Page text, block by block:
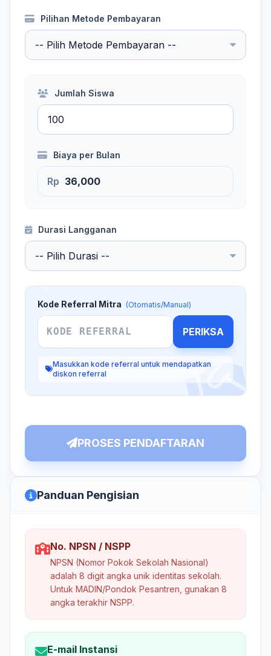
Panduan Pengisian
No. NPSN / NSPP
NPSN (Nomor Pokok Sekolah Nasional)
adalah 8 digit angka unik identitas sekolah.
Untuk MADIN/Pondok Pesantren, gunakan 8
angka terakhir NSPP.
E-mail Instansi
Pilihan Metode Pembayaran
Jumlah Siswa
Biaya per Bulan
Rp
Durasi Langganan
Kode Referral Mitra (Otomatis/Manual)
PERIKSA
Masukkan kode referral untuk mendapatkan
diskon referral
PROSES PENDAFTARAN